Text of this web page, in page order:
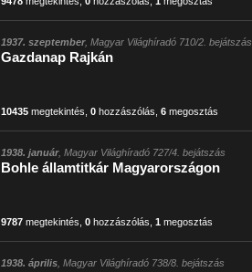
1937. szeptember, Magyar Világhíradó 710/2. bejátszás
Gazdanap Rajkán
10435megtekintés 0hozzászólás 6megosztás
1938. január, Magyar Világhíradó 727/4. bejátszás
Bohle államtitkár Magyarországon
9787megtekintés 0hozzászólás 1 megosztás
1938. április, Magyar Világhíradó 738/8. bejátszás